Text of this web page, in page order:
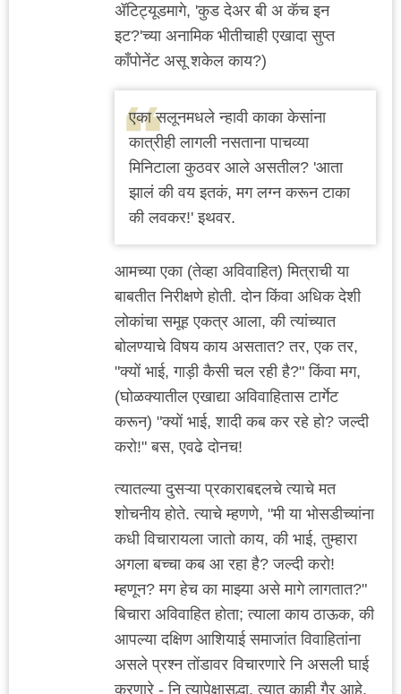
ॲटिट्यूडमागे, 'कुड देअर बी अ कॅच इन
इट?'च्या अनामिक भीतीचाही एखादा सुप्त
काँपोनेंट असू शकेल काय?)
एका सलूनमधले न्हावी काका केसांना
कात्रीही लागली नसताना पाचव्या
मिनिटाला कुठवर आले असतील? 'आता
झालं की वय इतकं, मग लग्न करून टाका
की लवकर!' इथवर.
आमच्या एका (तेव्हा अविवाहित) मित्राची या
बाबतीत निरीक्षणे होती. दोन किंवा अधिक देशी
लोकांचा समूह एकत्र आला, की त्यांच्यात
बोलण्याचे विषय काय असतात? तर, एक तर,
"क्यों भाई, गाड़ी कैसी चल रही है?" किंवा मग,
(घोळक्यातील एखाद्या अविवाहितास टार्गेट
करून) "क्यों भाई, शादी कब कर रहे हो? जल्दी
करो!" बस, एवढे दोनच!
त्यातल्या दुसऱ्या प्रकाराबद्दलचे त्याचे मत
शोचनीय होते. त्याचे म्हणणे, "मी या भोसडीच्यांना
कधी विचारायला जातो काय, की भाई, तुम्हारा
अगला बच्चा कब आ रहा है? जल्दी करो!
म्हणून? मग हेच का माझ्या असे मागे लागतात?"
बिचारा अविवाहित होता; त्याला काय ठाऊक, की
आपल्या दक्षिण आशियाई समाजांत विवाहितांना
असले प्रश्न तोंडावर विचारणारे नि असली घाई
करणारे - नि त्यापेक्षासुद्धा, त्यात काही गैर आहे,